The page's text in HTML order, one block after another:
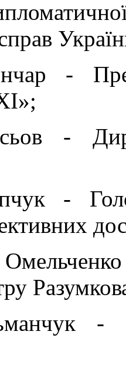
-
-
-
-